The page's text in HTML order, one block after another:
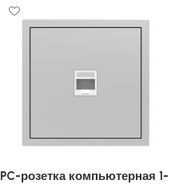
PC-розетка компьютерная 1-